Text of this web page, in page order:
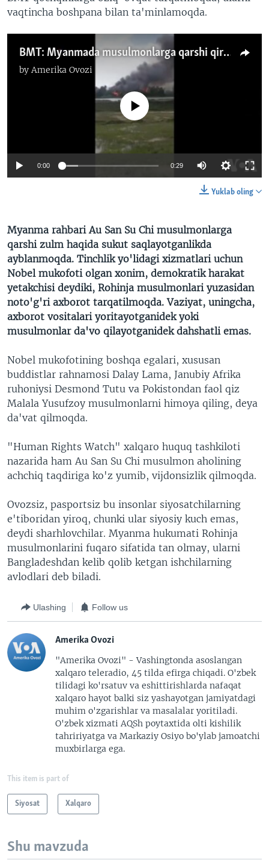
vaqtincha boshpana bilan ta'minlamoqda.
BMT: Myanmada musulmonlarga qarshi qirg'in
byAmerika Ovozi
No media source currently available
0:00 0:29
Yuklab oling
Myanma rahbari Au San Su Chi musulmonlarga
qarshi zulm haqida sukut saqlayotganlikda
ayblanmoqda. Tinchlik yo'lidagi xizmatlari uchun
Nobel mukofoti olgan xonim, demokratik harakat
yetakchisi deydiki, Rohinja musulmonlari yuzasidan
noto'g'ri axborot tarqatilmoqda. Vaziyat, uningcha,
axborot vositalari yoritayotganidek yoki
musulmonlar da'vo qilayotganidek dahshatli emas.
Nobel mukofotining boshqa egalari, xususan
buddistlar rahnamosi Dalay Lama, Janubiy Afrika
ruhoniysi Desmond Tutu va Pokistondan faol qiz
Malala Yusufzoy musulmonlarni himoya qiling, deya
da'vat qilmoqda.
"Human Rights Watch" xalqaro huquq tashkiloti
nazarida ham Au San Su Chi musulmon aholining
achchiq taqdiriga ko'z yumib, vijdonsizlik qilmoqda.
Ovozsiz, pasportsiz bu insonlar siyosatchilarning
e'tiboridan yiroq, chunki ular siyosiy kuch emas,
deydi sharhlovchilar. Myanma hukumati Rohinja
musulmonlarini fuqaro sifatida tan olmay, ularni
Bangladeshdan kelib qolib ketgan ishchilarning
avlodlari deb biladi.
Ulashing Follow us
Amerika Ovozi
"Amerika Ovozi" - Vashingtonda asoslangan
xalqaro teleradio, 45 tilda efirga chiqadi. O'zbek
tilidagi ko'rsatuv va eshittirishlarda nafaqat
xalqaro hayot balki siz yashayotgan jamiyatdagi
muhim o'zgarishlar va masalalar yoritiladi.
O'zbek xizmati AQSh poytaxtida olti kishilik
tahririyatga va Markaziy Osiyo bo'ylab jamoatchi
muxbirlarga ega.
This item is part of
Siyosat Xalqaro
Shu mavzuda